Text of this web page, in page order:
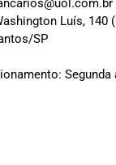
Luís, 140
SP
Segunda